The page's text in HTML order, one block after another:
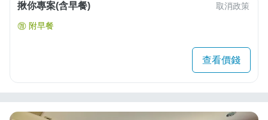
揪你專案(含早餐) 取消政策
附早餐
查看價錢